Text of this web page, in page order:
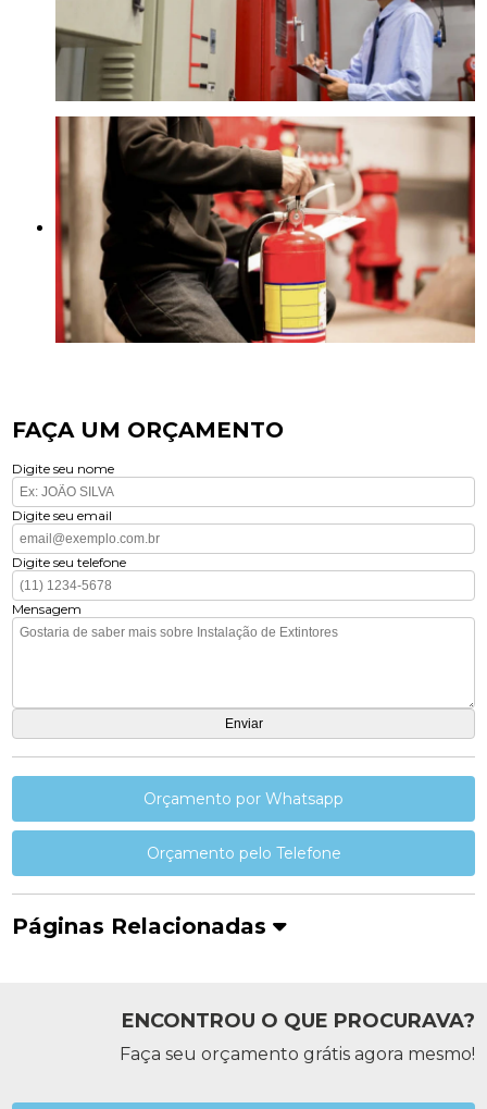
FAÇA UM ORÇAMENTO
Digite seu nome
Digite seu email
Digite seu telefone
Mensagem
Orçamento por Whatsapp
Orçamento pelo Telefone
Páginas Relacionadas
ENCONTROU O QUE PROCURAVA?
Faça seu orçamento grátis agora mesmo!